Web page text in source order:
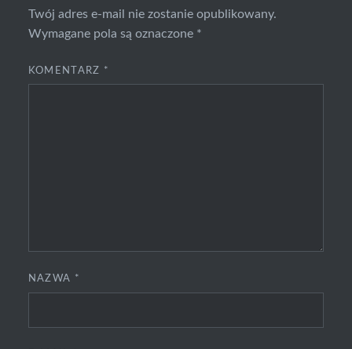
Twój adres e-mail nie zostanie opublikowany.
Wymagane pola są oznaczone *
KOMENTARZ *
NAZWA *